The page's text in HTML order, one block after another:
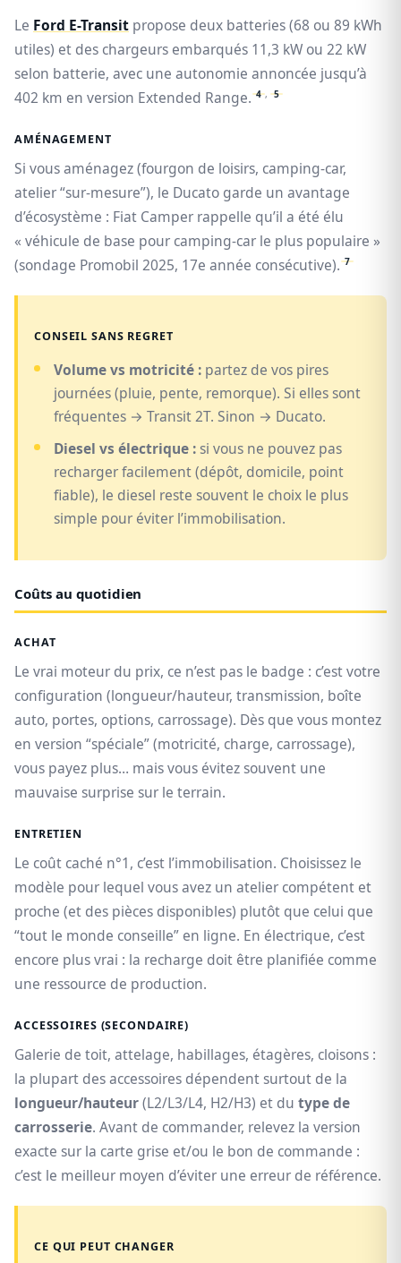
Le Ford E-Transit propose deux batteries (68 ou 89 kWh
utiles) et des chargeurs embarqués 11,3 kW ou 22 kW
selon batterie, avec une autonomie annoncée jusqu’à
402 km en version Extended Range. 4 , 5
AMÉNAGEMENT
Si vous aménagez (fourgon de loisirs, camping-car,
atelier “sur-mesure”), le Ducato garde un avantage
d’écosystème : Fiat Camper rappelle qu’il a été élu
« véhicule de base pour camping-car le plus populaire »
(sondage Promobil 2025, 17e année consécutive). 7
CONSEIL SANS REGRET
Volume vs motricité : partez de vos pires
journées (pluie, pente, remorque). Si elles sont
fréquentes → Transit 2T. Sinon → Ducato.
Diesel vs électrique :si vous ne pouvez pas
recharger facilement (dépôt, domicile, point
fiable), le diesel reste souvent le choix le plus
simple pour éviter l’immobilisation.
Coûts au quotidien
ACHAT
Le vrai moteur du prix, ce n’est pas le badge : c’est votre
configuration (longueur/hauteur, transmission, boîte
auto, portes, options, carrossage). Dès que vous montez
en version “spéciale” (motricité, charge, carrossage),
vous payez plus… mais vous évitez souvent une
mauvaise surprise sur le terrain.
ENTRETIEN
Le coût caché n°1, c’est l’immobilisation. Choisissez le
modèle pour lequel vous avez un atelier compétent et
proche (et des pièces disponibles) plutôt que celui que
“tout le monde conseille” en ligne. En électrique, c’est
encore plus vrai : la recharge doit être planifiée comme
une ressource de production.
ACCESSOIRES (SECONDAIRE)
Galerie de toit, attelage, habillages, étagères, cloisons :
la plupart des accessoires dépendent surtout de la
longueur/hauteur(L2/L3/L4, H2/H3) et du type de
carrosserie. Avant de commander, relevez la version
exacte sur la carte grise et/ou le bon de commande :
c’est le meilleur moyen d’éviter une erreur de référence.
CE QUI PEUT CHANGER